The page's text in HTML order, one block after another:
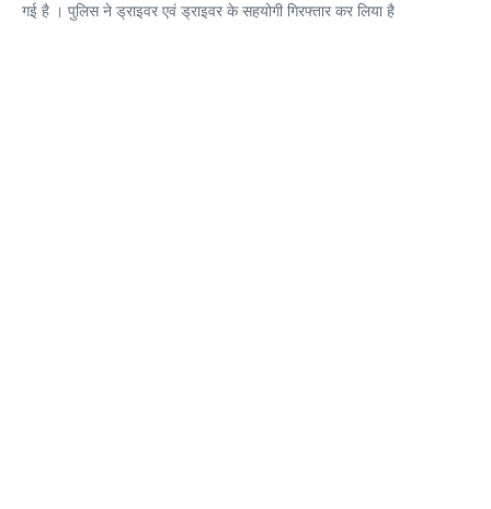
गई है । पुलिस ने ड्राइवर एवं ड्राइवर के सहयोगी गिरफ्तार कर लिया है